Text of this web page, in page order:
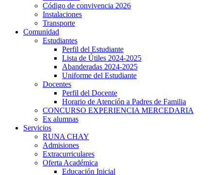
Código de convivencia 2026
Instalaciones
Transporte
Comunidad
Estudiantes
Perfil del Estudiante
Lista de Útiles 2024-2025
Abanderadas 2024-2025
Uniforme del Estudiante
Docentes
Perfil del Docente
Horario de Atención a Padres de Familia
CONCURSO EXPERIENCIA MERCEDARIA
Ex alumnas
Servicios
RUNA CHAY
Admisiones
Extracurriculares
Oferta Académica
Educación Inicial